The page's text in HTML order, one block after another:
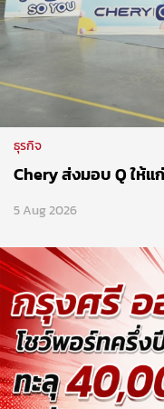
ธุรกิจ
Chery ส่งมอบ Q ให้แ
5 Aug 2026